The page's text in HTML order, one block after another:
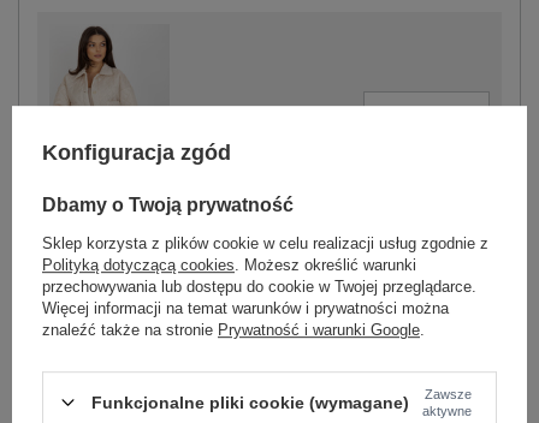
jasny beżowy
- +
ZALOGUJ SIĘ I ZOBACZ CENĘ
Konfiguracja zgód
Dbamy o Twoją prywatność
Sklep korzysta z plików cookie w celu realizacji usług zgodnie z
Polityką dotyczącą cookies . Możesz określić warunki
przechowywania lub dostępu do cookie w Twojej przeglądarce.
Więcej informacji na temat warunków i prywatności można
znaleźć także na stronie Prywatność i warunki Google
Funkcjonalne pliki cookie (wymagane)
Zawsze
aktywne